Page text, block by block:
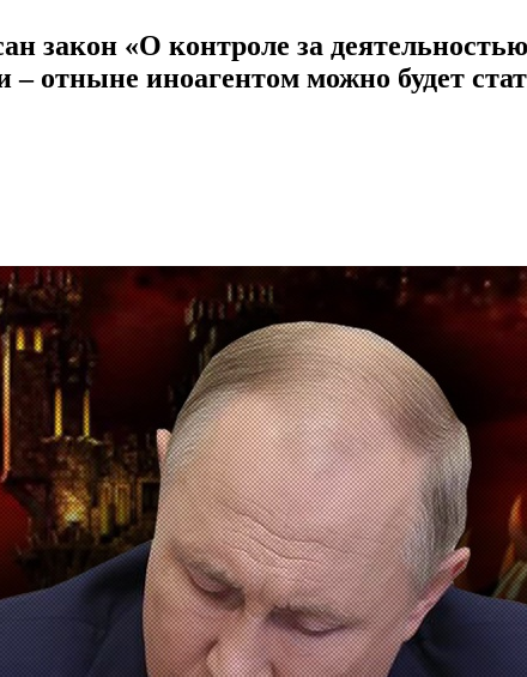
закон «О контроле за
отныне иноагентом можно будет